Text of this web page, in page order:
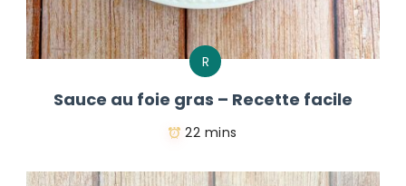
R
Sauce au foie gras – Recette facile
22 mins